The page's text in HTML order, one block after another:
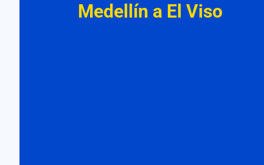
Medellín a El Viso